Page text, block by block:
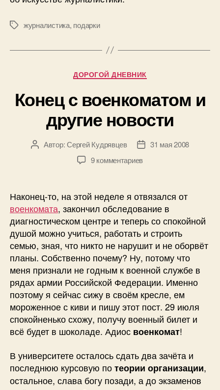
Меткижурналистика, подарки
Рубрики
ДОРОГОЙ ДНЕВНИК
Конец с военкоматом и
другие новости
АвторАвтор:Сергей Кудрявцев
Дата31 мая 2008
9 комментариевк
военкоматом
и
другие
новости
Наконец-то, на этой неделе я отвязался от
военкомата, закончил обследование в
диагностическом центре и теперь со спокойной
душой можно учиться, работать и строить
семью, зная, что никто не нарушит и не оборвёт
планы. Собственно почему? Ну, потому что
меня признали не годным к военной службе в
рядах армии Российской Федерации. Именно
поэтому я сейчас сижу в своём кресле, ем
мороженное с киви и пишу этот пост. 29 июля
спокойненько схожу, получу военный билет и
всё будет в шоколаде. Адиос военкомат!
В университете осталось сдать два зачёта и
последнюю курсовую потеории организации,
остальное, слава богу позади, а до экзаменов